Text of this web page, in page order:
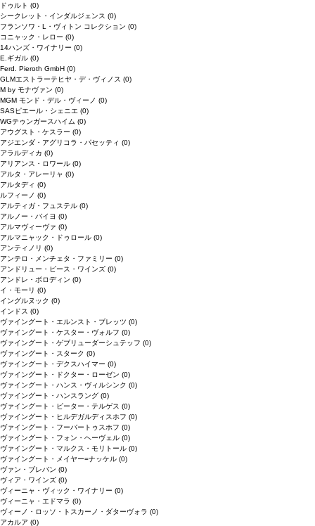
ドゥルト (0)
シークレット・インダルジェンス (0)
フランソワ・L・ヴィトン コレクション (0)
コニャック・レロー (0)
14ハンズ・ワイナリー (0)
E.ギガル (0)
Ferd. Pieroth GmbH (0)
GLMエストラーテヒヤ・デ・ヴィノス (0)
M by モナヴァン (0)
MGM モンド・デル・ヴィーノ (0)
SASピエール・シェニエ (0)
WGテゥンガースハイム (0)
アウグスト・ケスラー (0)
アジエンダ・アグリコラ・パセッティ (0)
アラルディカ (0)
アリアンス・ロワール (0)
アルタ・アレーリャ (0)
アルタディ (0)
ルフィーノ (0)
アルティガ・フュステル (0)
アルノー・バイヨ (0)
アルマヴィーヴァ (0)
アルマニャック・ドゥロール (0)
アンティノリ (0)
アンテロ・メンチェタ・ファミリー (0)
アンドリュー・ピース・ワインズ (0)
アンドレ・ボロディン (0)
イ・モーリ (0)
イングルヌック (0)
インドス (0)
ヴァイングート・エルンスト・ブレッツ (0)
ヴァイングート・ケスター・ヴォルフ (0)
ヴァイングート・ゲブリューダーシュテッフ (0)
ヴァイングート・スターク (0)
ヴァイングート・デクスハイマー (0)
ヴァイングート・ドクター・ローゼン (0)
ヴァイングート・ハンス・ヴィルシンク (0)
ヴァイングート・ハンスラング (0)
ヴァイングート・ピーター・テルゲス (0)
ヴァイングート・ヒルデガルディスホフ (0)
ヴァイングート・フーバートゥスホフ (0)
ヴァイングート・フォン・ヘーヴェル (0)
ヴァイングート・マルクス・モリトール (0)
ヴァイングート・メイヤー=ナッケル (0)
ヴァン・ブレバン (0)
ヴィア・ワインズ (0)
ヴィーニャ・ヴィック・ワイナリー (0)
ヴィーニャ・エドマラ (0)
ヴィーノ・ロッソ・トスカーノ・ダターヴォラ (0)
アカルア (0)